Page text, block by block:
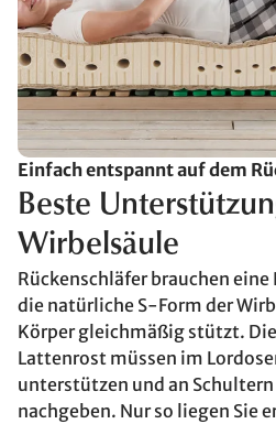
Einfach entspannt auf dem
Beste
Wirbelsäule
Rückenschläfer brauchen
die natürliche S-Form der
Körper gleichmäßig stützt.
Lattenrost müssen im
unterstützen und an
nachgeben. Nur so liegen Sie